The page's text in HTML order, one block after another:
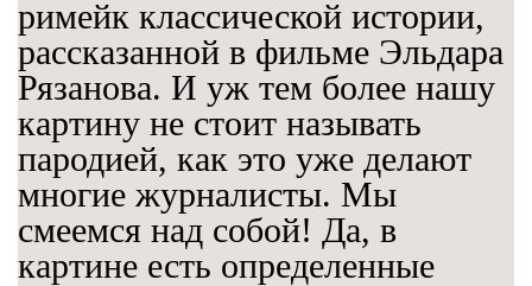
римейк классической истории,
рассказанной в фильме Эльдара
Рязанова. И уж тем более нашу
картину не стоит называть
пародией, как это уже делают
многие журналисты. Мы
смеемся над собой! Да, в
картине есть определенные